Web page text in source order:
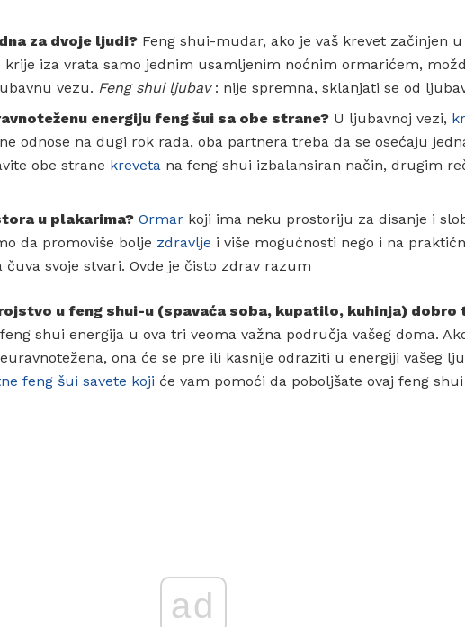
za dvoje ljudi? Feng shui-mudar, ako je vaš krevet začinjen
krije iza vrata samo jednim usamljenim noćnim ormarićem,
vezu. Feng shui ljubav: nije spremna, sklanjati se od
energiju feng šui sa obe strane? U ljubavnoj vezi,
odnose na dugi rok rada, oba partnera treba da se osećaju
obe strane kreveta na feng shui izbalansiran način, drugim
u plakarima? Ormar koji ima neku prostoriju za disanje i
da promoviše bolje zdravlje i više mogućnosti nego i na
čuva svoje stvari. Ovde je čisto zdrav razum
u feng shui-u (spavaća soba, kupatilo, kuhinja) dobro
shui energija u ova tri veoma važna područja vašeg doma.
ona će se pre ili kasnije odraziti u energiji vašeg
feng šui savete koji će vam pomoći da poboljšate ovaj feng
ad